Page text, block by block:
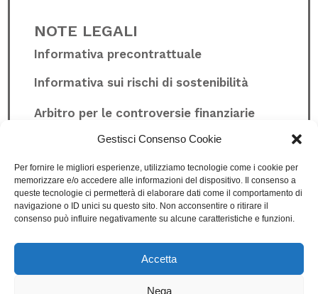
Gestisci Consenso Cookie
Per fornire le migliori esperienze, utilizziamo tecnologie come i cookie per
memorizzare e/o accedere alle informazioni del dispositivo. Il consenso a
queste tecnologie ci permetterà di elaborare dati come il comportamento di
navigazione o ID unici su questo sito. Non acconsentire o ritirare il
consenso può influire negativamente su alcune caratteristiche e funzioni.
Accetta
Nega
NOTE LEGALI
Informativa precontrattuale
Informativa sui rischi di sostenibilità
Arbitro per le controversie finanziarie
Whistleblowing
Privacy Policy
Condizioni di vendita